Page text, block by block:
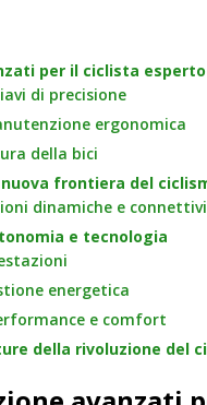
per il ciclista esperto
di precisione
ergonomica
della bici
frontiera del
dinamiche e
e tecnologia
energetica
e comfort
della rivoluzione del